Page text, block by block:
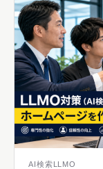
AI検索LLMO